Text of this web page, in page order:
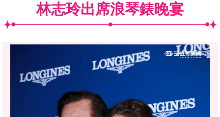
林志玲出席浪琴錶晚宴